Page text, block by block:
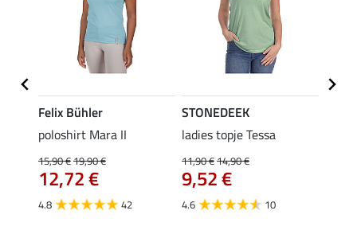
Felix Bühler
poloshirt Mara II
15,90 €19,90 €
12,72 €
4.8 42
STONEDEEK
ladies topje Tessa
11,90 €14,90 €
9,52 €
4.6 10